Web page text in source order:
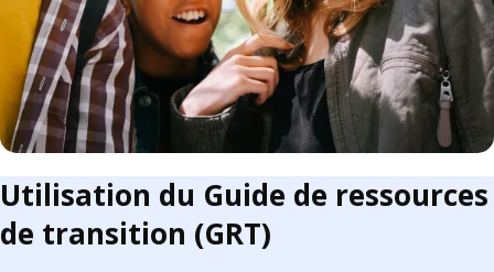
Utilisation du Guide de ressources
de transition (GRT)